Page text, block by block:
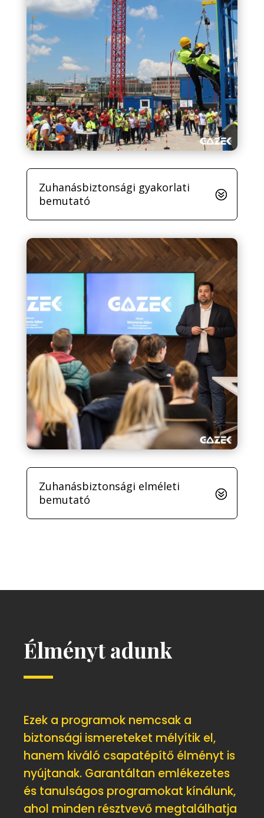
Zuhanásbiztonsági gyakorlati
bemutató
Zuhanásbiztonsági elméleti
bemutató
Élményt adunk
Ezek a programok nemcsak a
biztonsági ismereteket mélyítik el,
hanem kiváló csapatépítő élményt is
nyújtanak. Garantáltan emlékezetes
és tanulságos programokat kínálunk,
ahol minden résztvevő megtalálhatja